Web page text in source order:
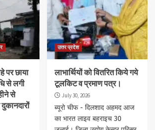
पर छाया
से लगी
से
उत्तर प्रदेश
लाभार्थियों को वितरित किये गये
टूलकिट व प्रमाण पत्र।
July 30, 2026
ब्यूरो चीफ - दिलशाद अहमद आज
का भारत लाइव बहराइच 30